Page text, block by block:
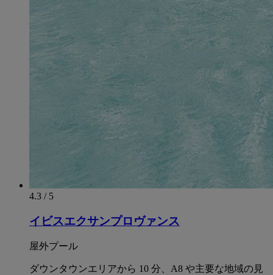
4.3 / 5
イビスエクサンプロヴァンス
屋外プール
ダウンタウンエリアから 10 分、A8 や主要な地域の見